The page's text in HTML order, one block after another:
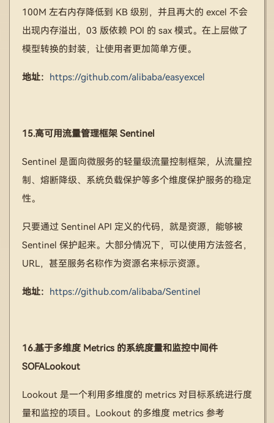
100M 左右内存降低到 KB 级别，并且再大的 excel 不会
出现内存溢出，03 版依赖 POI 的 sax 模式。在上层做了
模型转换的封装，让使用者更加简单方便。
地址： https://github.com/alibaba/easyexcel
15.高可用流量管理框架 Sentinel
Sentinel 是面向微服务的轻量级流量控制框架，从流量控
制、熔断降级、系统负载保护等多个维度保护服务的稳定
性。
只要通过 Sentinel API 定义的代码，就是资源，能够被
Sentinel 保护起来。大部分情况下，可以使用方法签名，
URL，甚至服务名称作为资源名来标示资源。
地址： https://github.com/alibaba/Sentinel
16.基于多维度 Metrics 的系统度量和监控中间件
SOFALookout
Lookout 是一个利用多维度的 metrics 对目标系统进行度
量和监控的项目。Lookout 的多维度 metrics 参考